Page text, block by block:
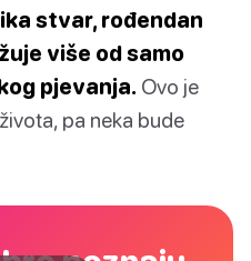
stvar, rođendan
više od samo
pjevanja. Ovo je
pa neka bude